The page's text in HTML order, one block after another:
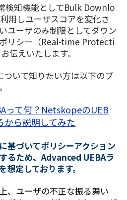
検知機能としてBulk Downlo
用しユーザスコアを変化さ
ユーザのみ制限としてダウン
リシー（Real-time Protecti
伝えいたします。
ついて知りたい方は以下のブ
Aって何？NetskopeのUEB
から説明してみた
基づいてポリシーアクション
るため、Advanced UEBAラ
定しております。
、ユーザの不正な振る舞い